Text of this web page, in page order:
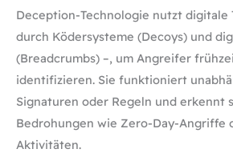
Deception-Technologie nutzt digitale
durch Ködersysteme (Decoys) und
(Breadcrumbs) –, um Angreifer
identifizieren. Sie funktioniert
Signaturen oder Regeln und erkennt
Bedrohungen wie Zero-Day-Angriffe
Aktivitäten.
Cybersicherheit